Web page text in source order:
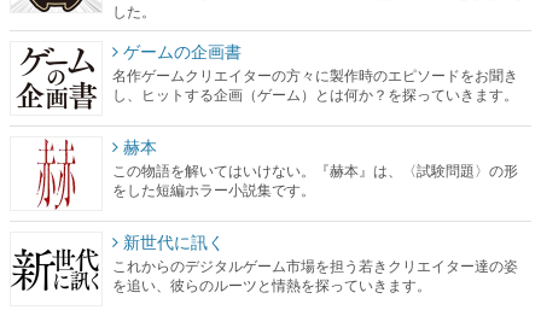
した。
ゲームの企画書
名作ゲームクリエイターの方々に製作時のエピソードをお聞き
し、ヒットする企画（ゲーム）とは何か？を探っていきます。
赫本
この物語を解いてはいけない。『赫本』は、〈試験問題〉の形
をした短編ホラー小説集です。
新世代に訊く
これからのデジタルゲーム市場を担う若きクリエイター達の姿
を追い、彼らのルーツと情熱を探っていきます。